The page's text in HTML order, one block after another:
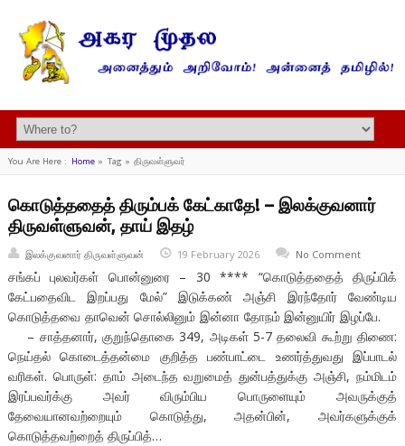
You Are Here : Home» Tag » திருவள்ளுவர்
கொடுத்ததைத் திரும்பக் கேட்காதே! – இலக்குவனார்
திருவள்ளுவன், தாய் இதழ்
இலக்குவனார் திருவள்ளுவன் 19 February 2026 No Comment
சங்கப் புலவர்கள் பொன்னுரை – 30 **** “கொடுத்ததைத் திருப்பிக்
கேட்பதைவிட இறப்பது மேல்” இடுக்கண் அஞ்சி இரந்தோர் வேண்டிய
கொடுத்தவை தாவென் சொல்லினும் இன்னா தோநம் இன்னுயிர் இழப்பே.
– சாத்தனார், குறுந்தொகை 349, அடிகள் 5-7 தலைவி கூற்று திணை:
நெய்தல் கொடைத்தன்மை குறித்த பண்பாட்டை உணர்த்துவது இப்பாடல்
வரிகள். பொருள்: தாம் அடைந்த வறுமைத் துன்பத்துக்கு அஞ்சி, நம்மிடம்
இரப்பவர்க்கு அவர் விரும்பிய பொருளையும் அவருக்குத்
தேவையானவற்றையும் கொடுத்து, அதன்பின், அவர்களுக்குக்
கொடுத்தவற்றைத் திருப்பித்…